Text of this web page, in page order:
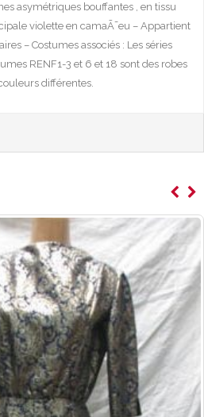
asymétriques bouffantes , en tissu
violette en camaÃ¯eu – Appartient
– Costumes associés : Les séries
RENF1-3 et 6 et 18 sont des robes
différentes.